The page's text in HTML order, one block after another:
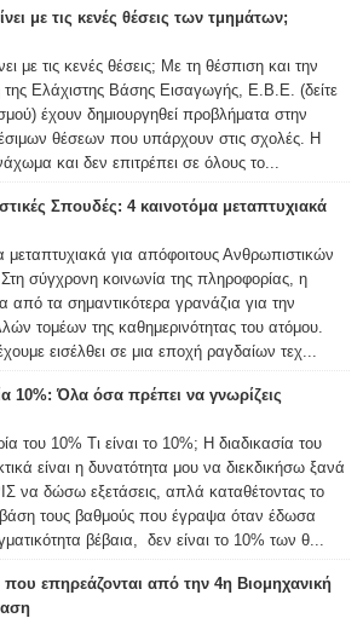
με τις κενές θέσεις των τμημάτων;
με τις κενές θέσεις; Με τη θέσπιση και την
Ελάχιστης Βάσης Εισαγωγής, Ε.Β.Ε. (δείτε
έχουν δημιουργηθεί προβλήματα στην
θέσεων που υπάρχουν στις σχολές. Η
και δεν επιτρέπει σε όλους το...
Σπουδές: 4 καινοτόμα μεταπτυχιακά
μεταπτυχιακά για απόφοιτους Ανθρωπιστικών
σύγχρονη κοινωνία της πληροφορίας, η
από τα σημαντικότερα γρανάζια για την
τομέων της καθημερινότητας του ατόμου.
εισέλθει σε μια εποχή ραγδαίων τεχ...
10%: Όλα όσα πρέπει να γνωρίζεις
του 10% Τι είναι το 10%; Η διαδικασία του
είναι η δυνατότητα μου να διεκδικήσω ξανά
να δώσω εξετάσεις, απλά καταθέτοντας το
τους βαθμούς που έγραψα όταν έδωσα
βέβαια, δεν είναι το 10% των θ...
που επηρεάζονται από την 4η Βιομηχανική